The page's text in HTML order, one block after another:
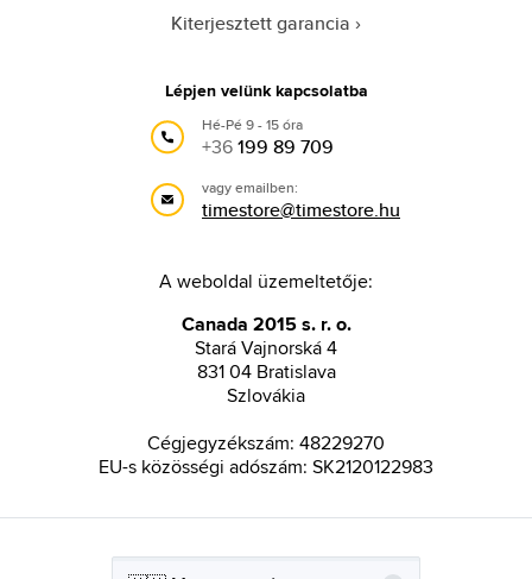
Kiterjesztett garancia
Lépjen velünk kapcsolatba
Hé-Pé 9 - 15 óra
+36199 89 709
vagy emailben:
timestore@timestore.hu
A weboldal üzemeltetője:
Canada 2015 s. r. o.
Stará Vajnorská 4
831 04 Bratislava
Szlovákia
Cégjegyzékszám: 48229270
EU-s közösségi adószám: SK2120122983